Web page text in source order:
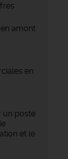
amont
en
un poste
et le